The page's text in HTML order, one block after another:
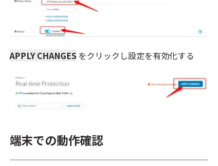
APPLY CHANGES をクリックし設定を有効化する
端末での動作確認